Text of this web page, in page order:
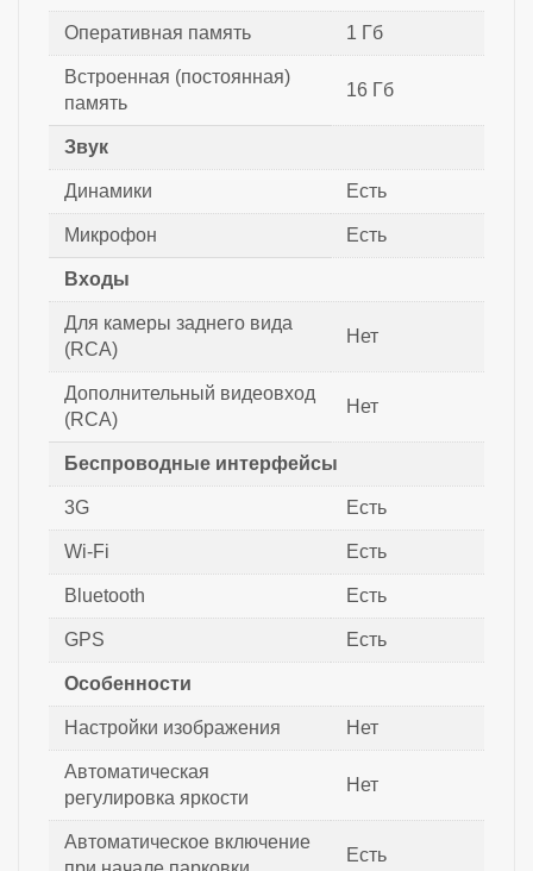
Оперативная память 1 Гб
Встроенная (постоянная)
память
16 Гб
Звук
Динамики Есть
Микрофон Есть
Входы
Для камеры заднего вида
(RCA)
Нет
Дополнительный видеовход
(RCA)
Нет
Беспроводные интерфейсы
3G Есть
Wi-Fi Есть
Bluetooth Есть
GPS Есть
Особенности
Настройки изображения Нет
Автоматическая
регулировка яркости
Нет
Автоматическое включение
Есть